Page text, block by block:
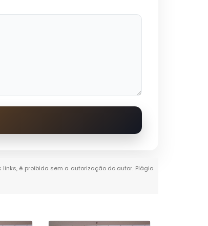
é proibida sem a autorização do autor. Plágio